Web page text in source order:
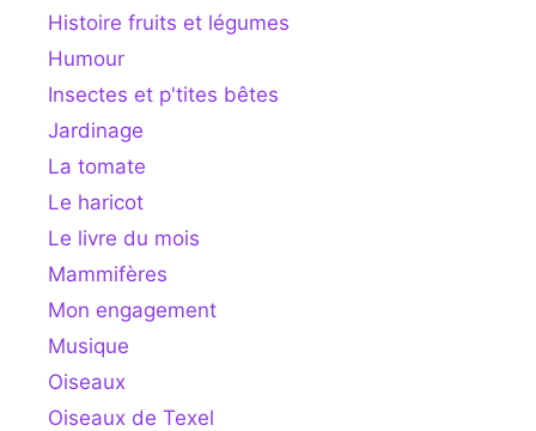
Histoire fruits et légumes
Humour
Insectes et p'tites bêtes
Jardinage
La tomate
Le haricot
Le livre du mois
Mammifères
Mon engagement
Musique
Oiseaux
Oiseaux de Texel